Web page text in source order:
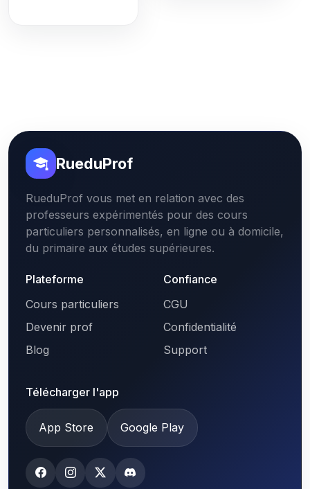
RueduProf
RueduProf vous met en relation avec des
professeurs expérimentés pour des cours
particuliers personnalisés, en ligne ou à domicile,
du primaire aux études supérieures.
Plateforme
Cours particuliers
Devenir prof
Blog
Confiance
CGU
Confidentialité
Support
Télécharger l'app
App Store Google Play